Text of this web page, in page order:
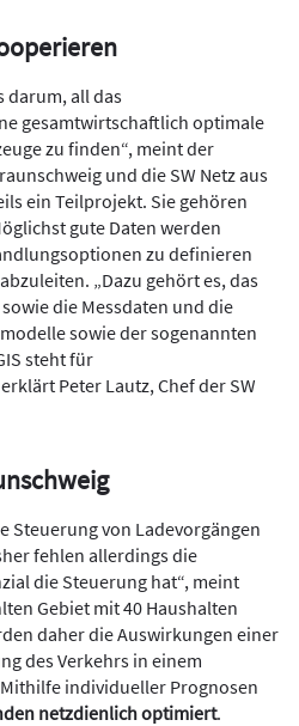
darum, all das
gesamtwirtschaftlich optimale
zu finden“, meint der
und die SW Netz aus
ein Teilprojekt. Sie gehören
gute Daten werden
zu definieren
„Dazu gehört es, das
die Messdaten und die
sowie der sogenannten
steht für
Peter Lautz, Chef der SW
Steuerung von Ladevorgängen
fehlen allerdings die
die Steuerung hat“, meint
Gebiet mit 40 Haushalten
daher die Auswirkungen einer
des Verkehrs in einem
individueller Prognosen
netzdienlich optimiert.